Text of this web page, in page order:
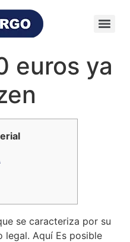
euros ya
se caracteriza por su
legal. Aquí Es posible